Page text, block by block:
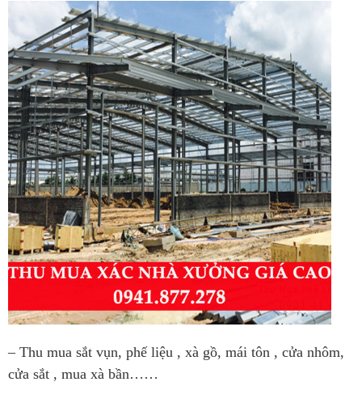
– Thu mua sắt vụn, phế liệu , xà gồ, mái tôn , cửa nhôm,
cửa sắt , mua xà bần……